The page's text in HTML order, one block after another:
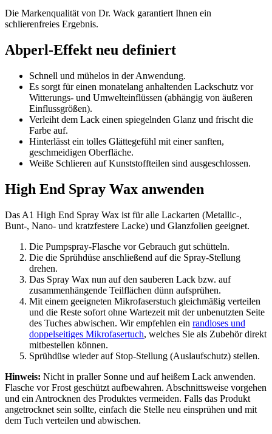
Die Markenqualität von Dr. Wack garantiert Ihnen ein
schlierenfreies Ergebnis.
Abperl-Effekt neu definiert
Schnell und mühelos in der Anwendung.
Es sorgt für einen monatelang anhaltenden Lackschutz vor
Witterungs- und Umwelteinflüssen (abhängig von äußeren
Einflussgrößen).
Verleiht dem Lack einen spiegelnden Glanz und frischt die
Farbe auf.
Hinterlässt ein tolles Glättegefühl mit einer sanften,
geschmeidigen Oberfläche.
Weiße Schlieren auf Kunststoffteilen sind ausgeschlossen.
High End Spray Wax anwenden
Das A1 High End Spray Wax ist für alle Lackarten (Metallic-,
Bunt-, Nano- und kratzfestere Lacke) und Glanzfolien geeignet.
Die Pumpspray-Flasche vor Gebrauch gut schütteln.
Die die Sprühdüse anschließend auf die Spray-Stellung
drehen.
Das Spray Wax nun auf den sauberen Lack bzw. auf
zusammenhängende Teilflächen dünn aufsprühen.
Mit einem geeigneten Mikrofaserstuch gleichmäßig verteilen
und die Reste sofort ohne Wartezeit mit der unbenutzten Seite
des Tuches abwischen. Wir empfehlen ein randloses und
doppelseitiges Mikrofasertuch, welches Sie als Zubehör direkt
mitbestellen können.
Sprühdüse wieder auf Stop-Stellung (Auslaufschutz) stellen.
Hinweis: Nicht in praller Sonne und auf heißem Lack anwenden.
Flasche vor Frost geschützt aufbewahren. Abschnittsweise vorgehen
und ein Antrocknen des Produktes vermeiden. Falls das Produkt
angetrocknet sein sollte, einfach die Stelle neu einsprühen und mit
dem Tuch verteilen und abwischen.